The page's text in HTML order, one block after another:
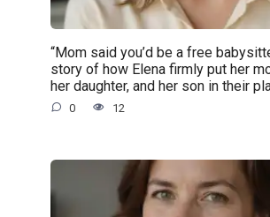
“Mom said you’d be a free
story of how Elena firmly put her
her daughter, and her son in their
0 12